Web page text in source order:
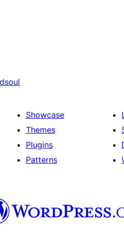
Showcase
Themes
Plugins
Patterns